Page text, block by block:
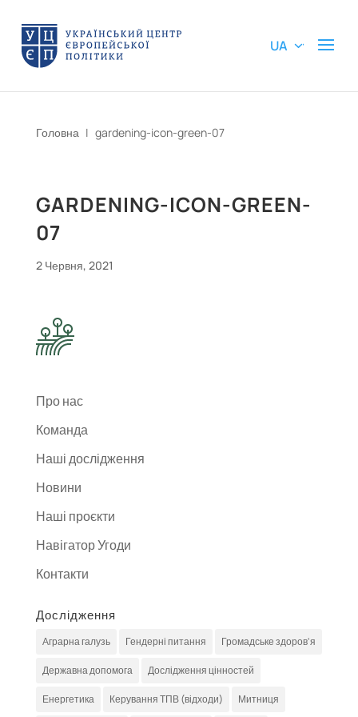
UA
Головна | gardening-icon-green-07
GARDENING-ICON-GREEN-
07
2 Червня, 2021
Про нас
Команда
Наші дослідження
Новини
Наші проєкти
Навігатор Угоди
Контакти
Дослідження
Аграрна галузь Гендерні питання Громадське здоров'я
Державна допомога Дослідження цінностей
Енергетика Керування ТПВ (відходи) Митниця